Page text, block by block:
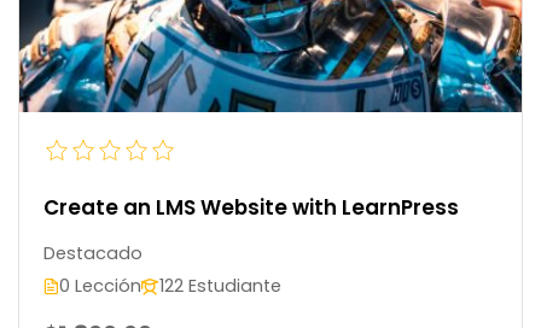
Create an LMS Website with LearnPress
Destacado
0 Lección
122 Estudiante